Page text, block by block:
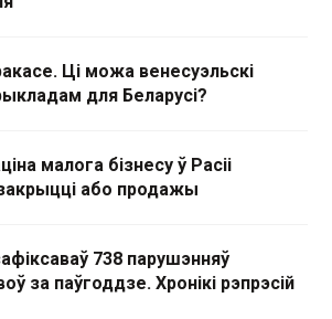
Ці можа венесуэльскі
для Беларусі?
малога бізнесу ў Расіі
або продажы
738 парушэнняў
за паўгоддзе. Хронікі рэпрэсій